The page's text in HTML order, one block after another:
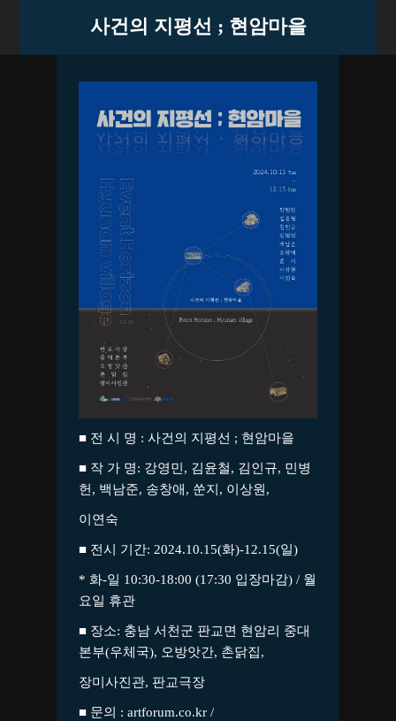
사건의 지평선 ; 현암마을
■ 전 시 명 : 사건의 지평선 ; 현암마을
■ 작 가 명: 강영민, 김윤철, 김인규, 민병
헌, 백남준, 송창애, 쑨지, 이상원,
이연숙
■ 전시 기간: 2024.10.15(화)-12.15(일)
* 화-일 10:30-18:00 (17:30 입장마감) / 월
요일 휴관
■ 장소: 충남 서천군 판교면 현암리 중대
본부(우체국), 오방앗간, 촌닭집,
장미사진관, 판교극장
■ 문의 : artforum.co.kr /